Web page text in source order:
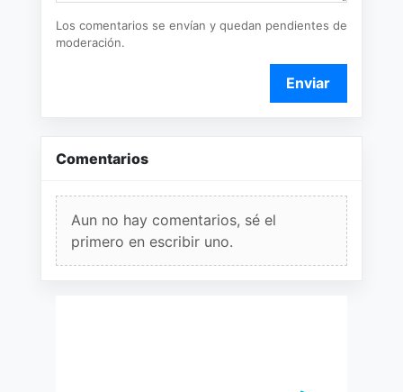
Los comentarios se envían y quedan pendientes de
moderación.
Enviar
Comentarios
Aun no hay comentarios, sé el
primero en escribir uno.